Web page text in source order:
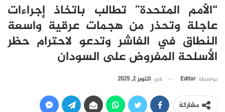
“الأمم المتحدة” تطالب باتخاذ إجراءات
عاجلة وتحذر من هجمات عرقية واسعة
النطاق في الفاشر وتدعو لاحترام حظر
الأسلحة المفروض على السودان
بواسطة Editor في أكتوبر 2, 2025
مشاركة